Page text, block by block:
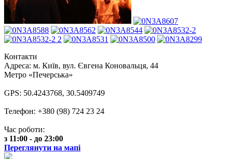
Контакти
Адреса: м. Київ, вул. Євгена Коновальця, 44
Метро «Печерська»
GPS: 50.4243768, 30.5409749
Телефон: +380 (98) 724 23 24
Час роботи:
з 11:00 - до 23:00
Переглянути на мапі